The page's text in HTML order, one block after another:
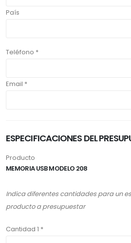
País
Teléfono *
Email *
ESPECIFICACIONES DEL
Producto
MEMORIA USB MODELO 208
Indica diferentes cantidades para un
producto a presupuestar
Cantidad 1 *